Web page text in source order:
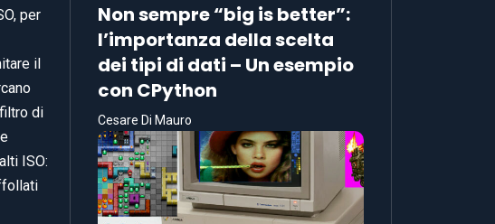
per
il
di
ISO:
Non sempre “big is better”:
l’importanza della scelta
dei tipi di dati – Un esempio
con CPython
Cesare Di Mauro